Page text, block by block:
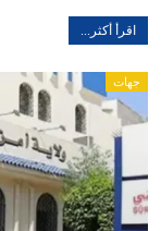
اقرأ أكثر...
جهات